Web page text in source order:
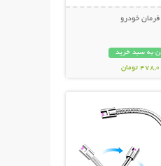
فرمان خودرو
به سبد خرید
تومان